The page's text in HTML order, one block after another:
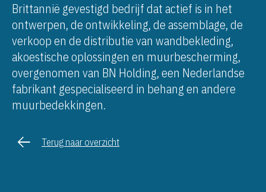
Brittannië gevestigd bedrijf dat actief is in het
ontwerpen, de ontwikkeling, de assemblage, de
verkoop en de distributie van wandbekleding,
akoestische oplossingen en muurbescherming,
overgenomen van BN Holding, een Nederlandse
fabrikant gespecialiseerd in behang en andere
muurbedekkingen.
Terug naar overzicht